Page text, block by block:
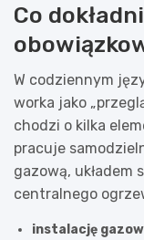
Co
W codziennym
worka jako
chodzi o kilka
pracuje
gazową,
centralnego
instalację